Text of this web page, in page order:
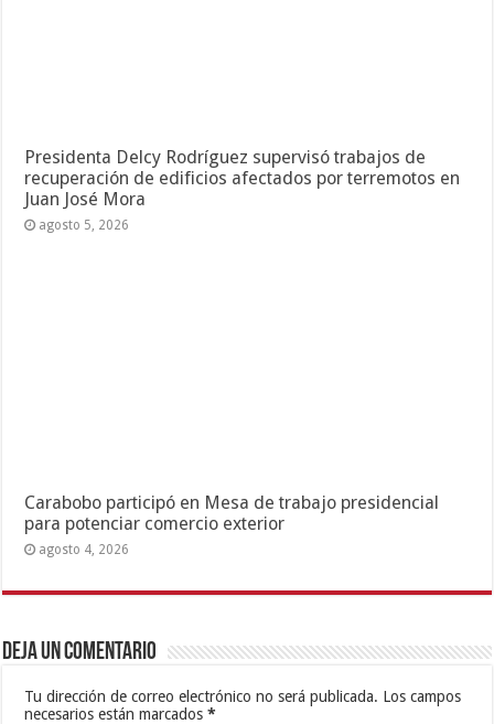
Presidenta Delcy Rodríguez supervisó trabajos de
recuperación de edificios afectados por terremotos en
Juan José Mora
agosto 5, 2026
Carabobo participó en Mesa de trabajo presidencial
para potenciar comercio exterior
agosto 4, 2026
Deja un comentario
Tu dirección de correo electrónico no será publicada. Los campos
necesarios están marcados*